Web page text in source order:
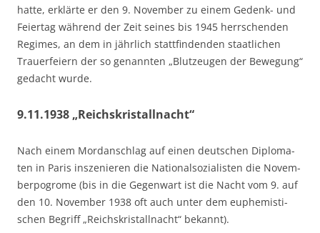
hat­te, erklär­te er den 9. Novem­ber zu einem Gedenk- und
Fei­er­tag wäh­rend der Zeit sei­nes bis 1945 herr­schen­den
Regimes, an dem in jähr­lich statt­fin­den­den staat­li­chen
Trau­er­fei­ern der so genann­ten „Blut­zeu­gen der Bewe­gung“
gedacht wurde.
9.11.1938 „Reichskristallnacht“
Nach einem Mord­an­schlag auf einen deut­schen Diplo­ma­
ten in Paris insze­nie­ren die Natio­nal­so­zia­lis­ten die Novem­
ber­po­gro­me (bis in die Gegen­wart ist die Nacht vom 9. auf
den 10. Novem­ber 1938 oft auch unter dem euphe­mis­ti­
schen Begriff „Reichs­kris­tall­nacht“ bekannt).